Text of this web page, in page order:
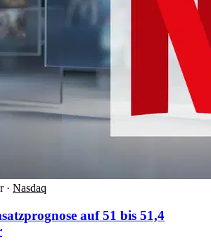
· Nasdaq
auf 51 bis 51,4